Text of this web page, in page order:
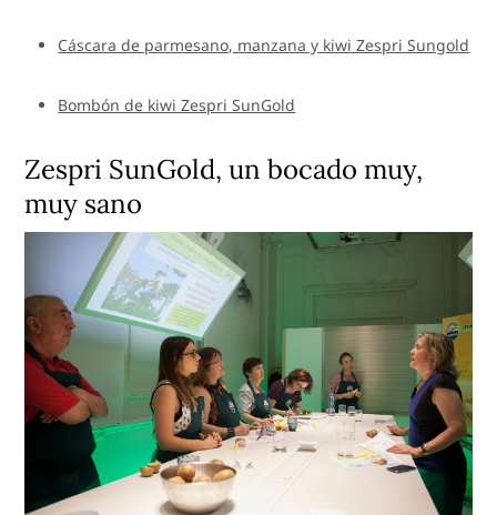
Cáscara de parmesano, manzana y kiwi Zespri Sungold
Bombón de kiwi Zespri SunGold
Zespri SunGold, un bocado muy,
muy sano